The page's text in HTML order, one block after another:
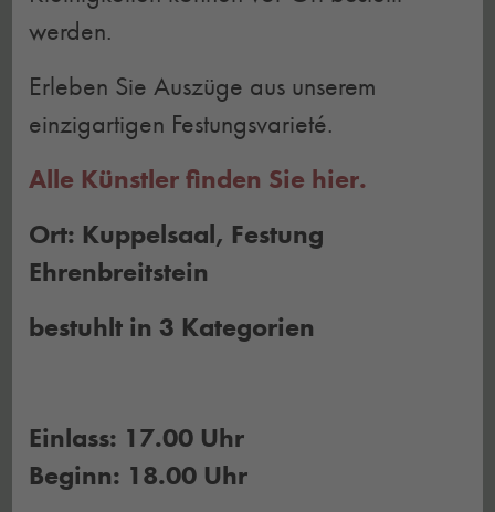
werden.
Erleben Sie Auszüge aus unserem
einzigartigen Festungsvarieté.
Alle Künstler finden Sie hier.
Ort: Kuppelsaal, Festung
Ehrenbreitstein
bestuhlt in 3 Kategorien
Einlass: 17.00 Uhr
Beginn: 18.00 Uhr